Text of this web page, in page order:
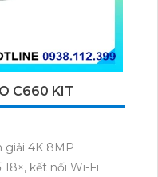
C660 KIT
giải 4K 8MP
kết nối Wi-Fi